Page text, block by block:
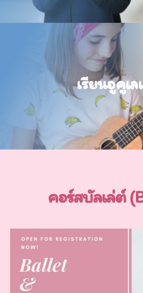
เรียนอูคูเล
เปิดสอนปฏิบัติอูคู
สอนอูคูเลเล่สำหรับเด็
ADD LINE
คอร์สบัลเล่ต์